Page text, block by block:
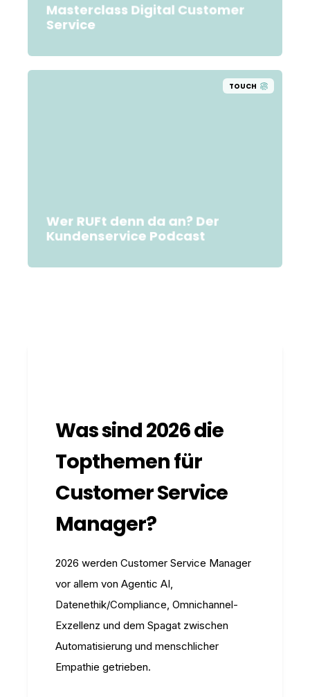
Masterclass Digital Customer
Service
TOUCH
Wer RUFt denn da an? Der
Kundenservice Podcast
Was sind 2026 die
Topthemen für
Customer Service
Manager?
2026 werden Customer Service Manager
vor allem von Agentic AI,
Datenethik/Compliance, Omnichannel-
Exzellenz und dem Spagat zwischen
Automatisierung und menschlicher
Empathie getrieben.